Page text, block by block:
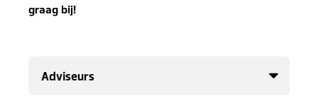
graag bij!